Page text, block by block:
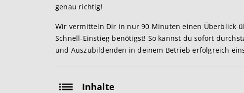
genau richtig!
Wir vermitteln Dir in nur 90 Minuten einen Überblick
Schnell-Einstieg benötigst! So kannst du sofort
und Auszubildenden in deinem Betrieb erfolgreich
Inhalte